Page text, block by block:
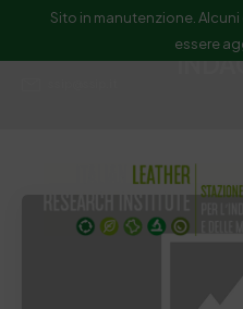
Sito in manutenzione.
essere